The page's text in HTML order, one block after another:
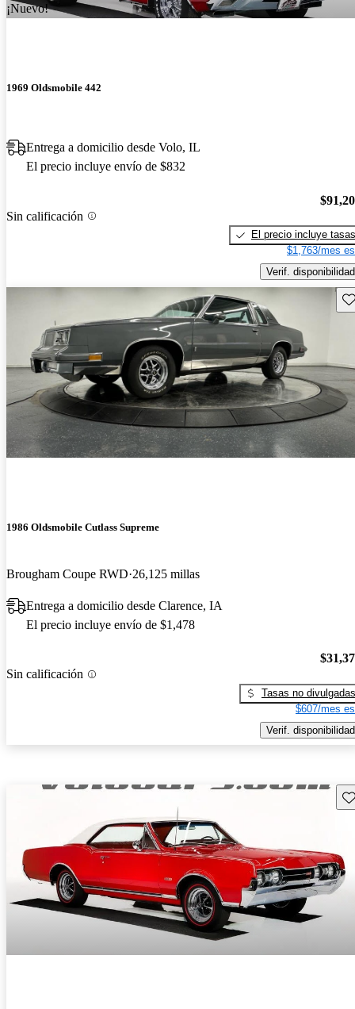
¡Nuevo!
1969 Oldsmobile 442
Entrega a domicilio desde Volo, IL
El precio incluye envío de $832
Sin calificación
El precio incluye tasas
$1,763/mes
Verif. disponibilidad
1986 Oldsmobile Cutlass Supreme
Brougham Coupe RWD 26,125 millas
Entrega a domicilio desde Clarence, IA
El precio incluye envío de $1,478
Sin calificación
Tasas no divulgadas
$607/mes
Verif. disponibilidad